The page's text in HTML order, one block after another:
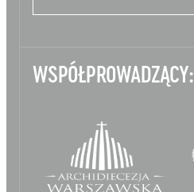
WSPÓŁPROWADZĄCY: